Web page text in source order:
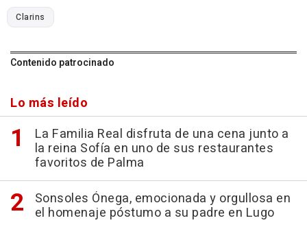
Clarins
Contenido patrocinado
Lo más leído
La Familia Real disfruta de una cena junto a
la reina Sofía en uno de sus restaurantes
favoritos de Palma
Sonsoles Ónega, emocionada y orgullosa en
el homenaje póstumo a su padre en Lugo